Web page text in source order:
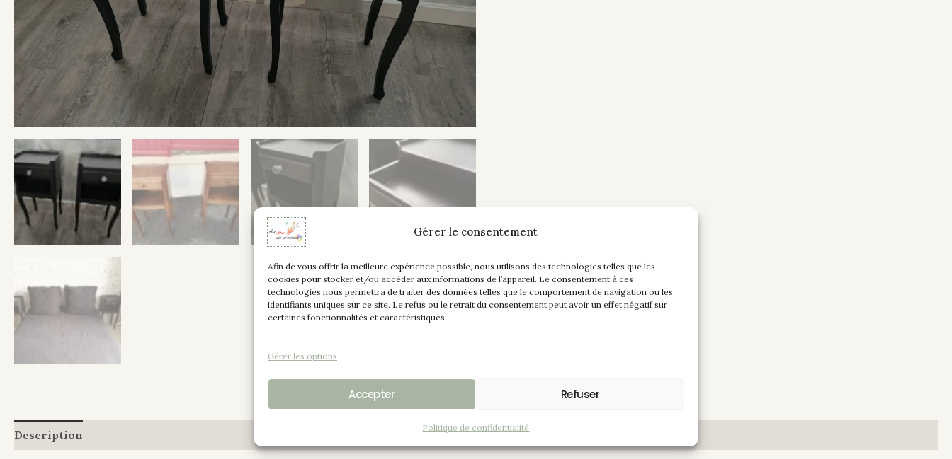
Gérer le consentement
Afin de vous offrir la meilleure expérience possible, nous utilisons des technologies telles que les
cookies pour stocker et/ou accéder aux informations de l’appareil. Le consentement à ces
technologies nous permettra de traiter des données telles que le comportement de navigation ou les
identifiants uniques sur ce site. Le refus ou le retrait du consentement peut avoir un effet négatif sur
certaines fonctionnalités et caractéristiques.
Gérer les options
Accepter Refuser
Politique de confidentialité
Description